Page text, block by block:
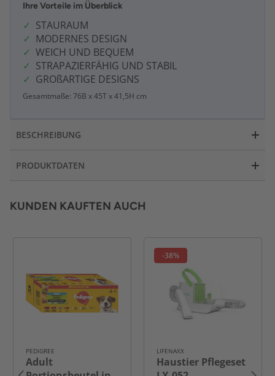
Ihre Vorteile im Überblick
STAURAUM
MODERNES DESIGN
WEICH UND BEQUEM
STRAPAZIERFÄHIG UND STABIL
GROßARTIGE DESIGNS
Gesamtmaße: 76B x 45T x 41,5H cm
BESCHREIBUNG
PRODUKTDATEN
KUNDEN KAUFTEN AUCH
PEDIGREE
Adult
-38%
LIFENAXX
Haustier Pflegeset